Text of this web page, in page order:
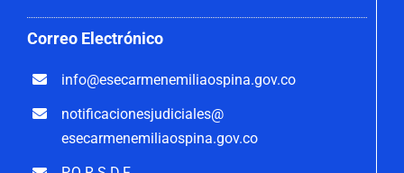
Correo Electrónico
info@esecarmenemiliaospina.gov.co
notificacionesjudiciales@
esecarmenemiliaospina.gov.co